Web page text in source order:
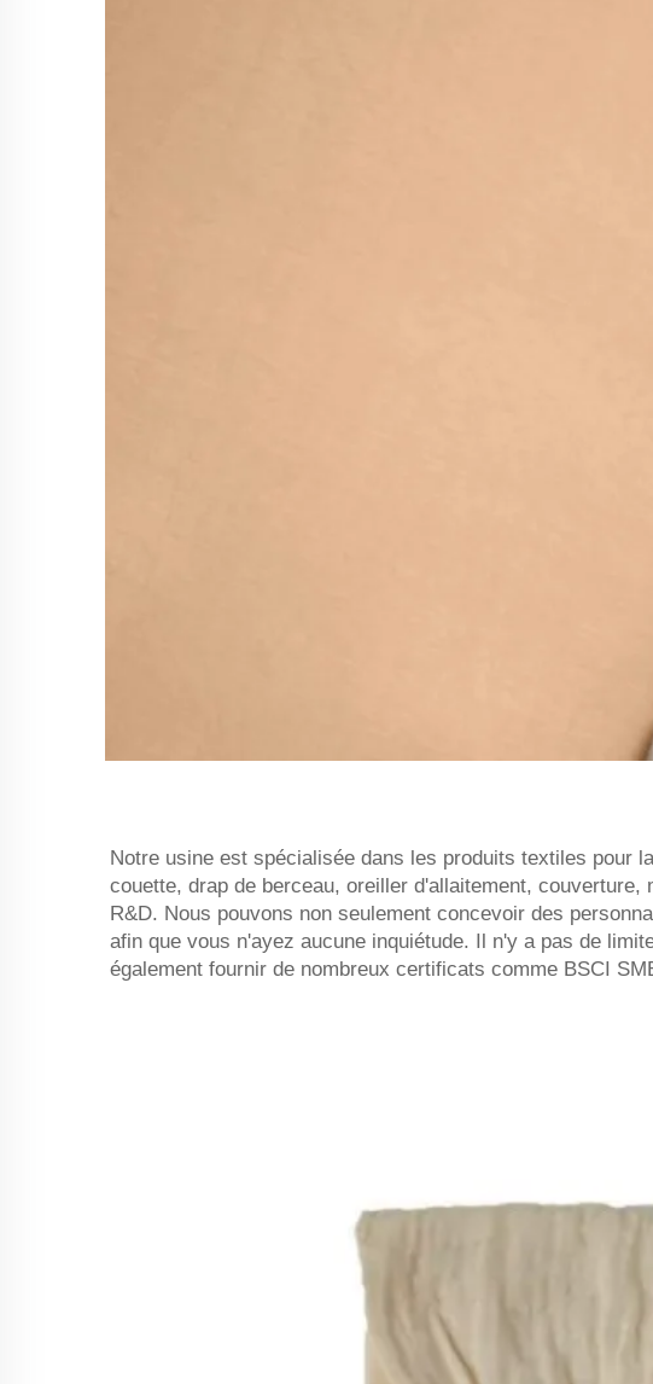
Notre usine est spécialisée dans les produits textiles pour
couette, drap de berceau, oreiller d'allaitement,
R&D. Nous pouvons non seulement concevoir des
afin que vous n'ayez aucune inquiétude. Il n'y a pas de
également fournir de nombreux certificats comme BSCI